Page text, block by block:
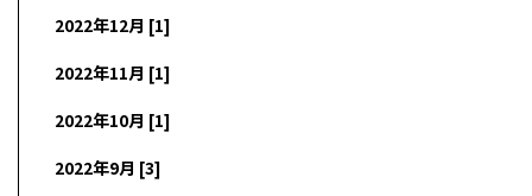
2022年12月 [1]
2022年11月 [1]
2022年10月 [1]
2022年9月 [3]